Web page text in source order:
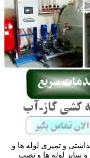
و تمیزی لوله ها و
سایز لوله ها و نصب